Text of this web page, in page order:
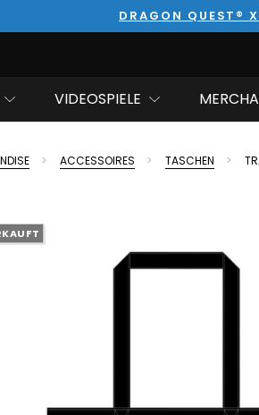
DRAGON QUEST®
VIDEOSPIELE
ACCESSOIRES TASCHEN